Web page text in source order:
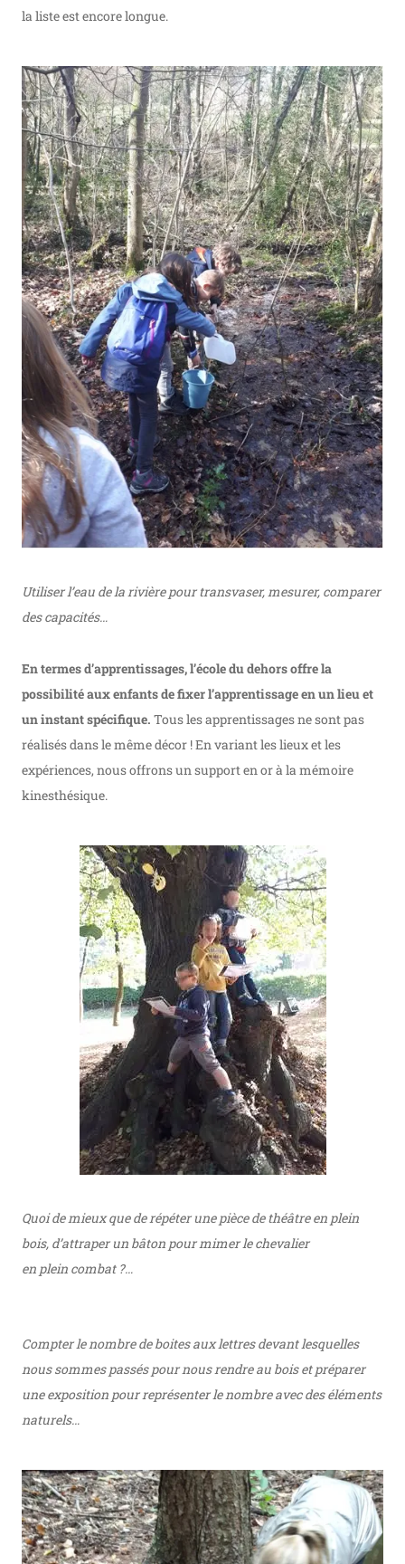
la liste est encore longue.
Utiliser l’eau de la rivière pour transvaser, mesurer, comparer
des capacités…
En termes d’apprentissages, l’école du dehors offre la
possibilité aux enfants de fixer l’apprentissage en un lieu et
un instant spécifique. Tous les apprentissages ne sont pas
réalisés dans le même décor ! En variant les lieux et les
expériences, nous offrons un support en or à la mémoire
kinesthésique.
Quoi de mieux que de répéter une pièce de théâtre en plein
bois, d’attraper un bâton pour mimer lechevalier
en plein combat ?…
Compter le nombre de boites aux lettres devant lesquelles
nous sommes passés pour nous rendre au bois et préparer
une exposition pour représenter le nombre avec des éléments
naturels…